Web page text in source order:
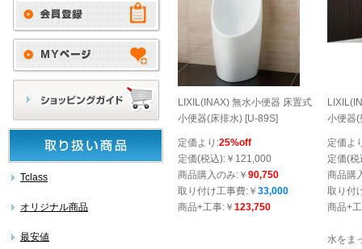
Tclass
オリジナル商品
最安値
LIXIL(INAX) 無水小便器 床置式
小便器(床排水) [U-89S]
定価より:25%off
定価(税込):￥121,000
商品購入のみ:￥ 90,750
取り付け工事費:￥ 33,000
商品+工事:￥ 123,750
小便器(
定価よ
定価(
商品購
取り付
商品+
水をま